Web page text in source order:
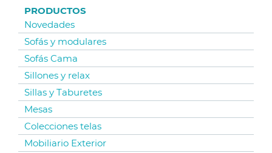
PRODUCTOS
Novedades
Sofás y modulares
Sofás Cama
Sillones y relax
Sillas y Taburetes
Mesas
Colecciones telas
Mobiliario Exterior